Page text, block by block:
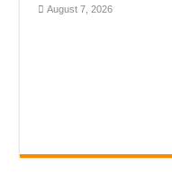
August 7, 2026